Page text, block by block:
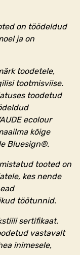
on töödeldud
ja on
toodetele,
tootmisviise.
toodetud
ecolour
kõige
Bluesign®.
tooted on
kes nende
töötunnid.
sertifikaat.
vastavalt
inimesele,